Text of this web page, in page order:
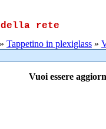
rete
» Tappetino in plexiglass »
Vuoi essere